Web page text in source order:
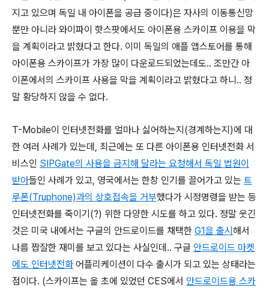
지고 있으며 독일 내 아이폰을 공급 중이다)은 자사의 이동통신망
뿐만 아니라 와이파이 핫스팟에서도 아이폰용 스카이프 이용을 막
을 계획이라고 밝혔다고 한다. 이미 독일의 애플 앱스토어를 통해
아이폰용 스카이프가 가장 많이 다운로드되었는데도.. 조만간 아
이폰에서의 스카이프 사용을 막을 계획이라고 밝혔다고 하니.. 정
말 황당하지 않을 수 없다.
T-Mobile이 인터넷전화를 얼마나 싫어하는지(경계하는지)에 대
한 여러 사례가 있는데, 최근에는 또 다른 아이폰용 인터넷전화 서
비스인 SIPGate의 사용을 금지해 달라는 요청해서 독일 법원이
받아들인 사례가 있고, 영국에서는 한창 인기를 끌어가고 있는 트
루폰(Truphone)과의 상호접속을 거부했다가 시정명령을 받는 등
인터넷전화를 죽이기(?) 위한 다양한 시도를 하고 있다. 정말 웃긴
것은 미국 내에서는 구글의 안드로이드를 채택한 G1을 출시 해서
나름 짭잘한 재미를 보고 있다는 사실인데.. 구글 안드로이드 마켓
에도 인터넷전화 어플리케이션이 다수 출시가 되고 있는 상태라는
점이다. (스카이프는 올 초에 있었던 CES에서 안드로이드용 스카